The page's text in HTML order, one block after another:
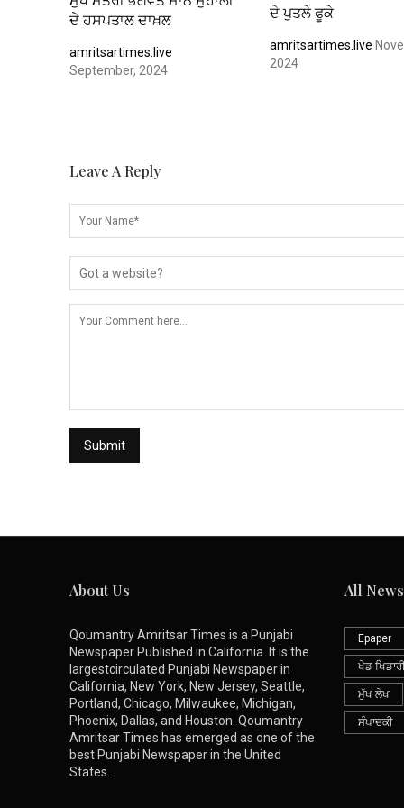
ਦੇ ਹਸਪਤਾਲ ਦਾਖ਼ਲ
amritsartimes.live
September, 2024
ਦੇ ਪੁਤਲੇ ਫੂਕੇ
amritsartimes.live
2024
Leave A Reply
About Us
Qoumantry Amritsar Times is a Punjabi
Newspaper Published in California. It is the
largestcirculated Punjabi Newspaper in
California, New York, New Jersey, Seattle,
Portland, Chicago, Milwaukee, Michigan,
Phoenix, Dallas, and Houston. Qoumantry
Amritsar Times has emerged as one of the
best Punjabi Newspaper in the United
States.
All News
Epaper
ਖੇਡ
ਮੁੱਖ ਲੇਖ
ਸੰਪਾਦਕੀ